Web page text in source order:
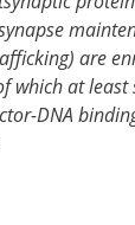
are
which at least
DNA